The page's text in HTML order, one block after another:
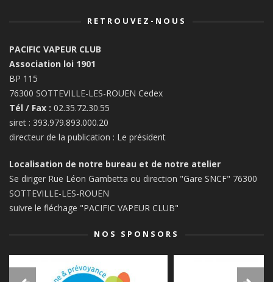
RETROUVEZ-NOUS
PACIFIC VAPEUR CLUB
Association loi 1901
BP 115
76300 SOTTEVILLE-LES-ROUEN Cedex
Tél / Fax : 02.35.72.30.55
siret : 393.979.893.000.20
directeur de la publication : Le président
Localisation de notre bureau et de notre atelier
Se diriger Rue Léon Gambetta ou direction "Gare SNCF" 76300
SOTTEVILLE-LES-ROUEN
suivre le fléchage "PACIFIC VAPEUR CLUB"
NOS SPONSORS